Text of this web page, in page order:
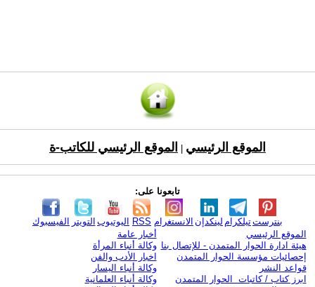
الموقع الرئيسي الموقع الرئيسي للكاتب-ة
تابعونا على:
الفيسبوك التويتر اليوتيوب RSS الانستغرام لينكدإن تيلكرامبنترست
الموقع الرئيسي
هيئة ادارة الحوار المتمدن - للإتصال بنا
إحصائيات مؤسسة الحوار المتمدن
قواعد النشر
ابرز كتاب / كاتبات الحوار المتمدن
أخبار عامة
وكالة أنباء المرأة
اخبار الأدب والفن
وكالة أنباء اليسار
وكالة أنباء العلمانية